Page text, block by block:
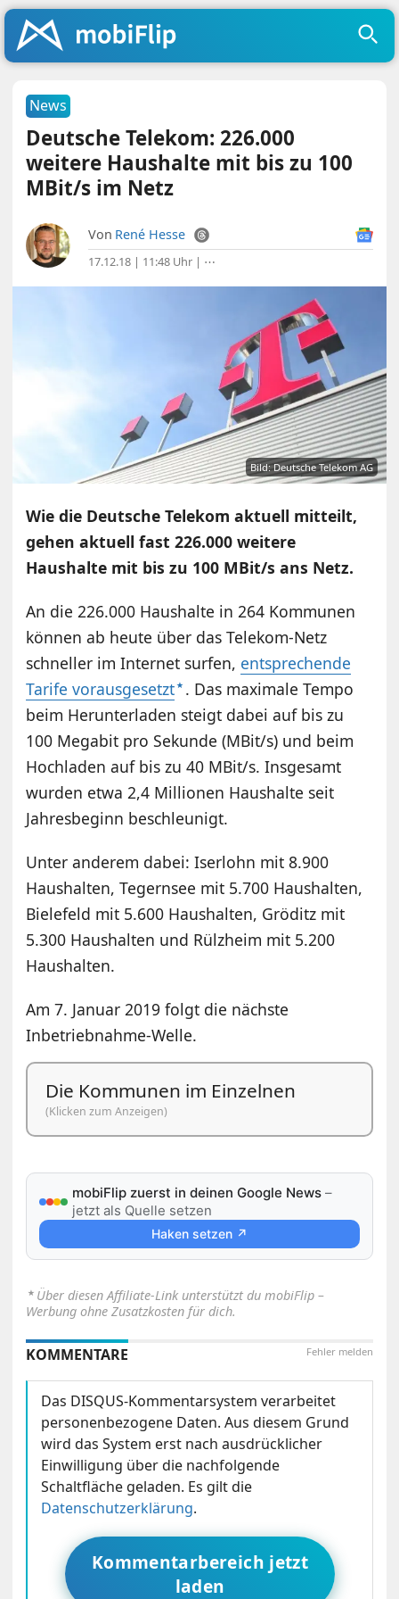
News
Deutsche Telekom: 226.000
weitere Haushalte mit bis zu 100
MBit/s im Netz
Von René Hesse
17.12.18 | 11:48 Uhr | ⋯
Bild: Deutsche Telekom AG
Wie die Deutsche Telekom aktuell mitteilt,
gehen aktuell fast 226.000 weitere
Haushalte mit bis zu 100 MBit/s ans Netz.
An die 226.000 Haushalte in 264 Kommunen
können ab heute über das Telekom-Netz
schneller im Internet surfen, entsprechende
Tarife vorausgesetzt . Das maximale Tempo
beim Herunterladen steigt dabei auf bis zu
100 Megabit pro Sekunde (MBit/s) und beim
Hochladen auf bis zu 40 MBit/s. Insgesamt
wurden etwa 2,4 Millionen Haushalte seit
Jahresbeginn beschleunigt.
Unter anderem dabei: Iserlohn mit 8.900
Haushalten, Tegernsee mit 5.700 Haushalten,
Bielefeld mit 5.600 Haushalten, Gröditz mit
5.300 Haushalten und Rülzheim mit 5.200
Haushalten.
Am 7. Januar 2019 folgt die nächste
Inbetriebnahme-Welle.
Die Kommunen im Einzelnen
(Klicken zum Anzeigen)
mobiFlip zuerst in deinen Google News –
jetzt als Quelle setzen
Haken setzen ↗
⋆ Über diesen Affiliate-Link unterstützt du mobiFlip –
Werbung ohne Zusatzkosten für dich.
Fehler melden
KOMMENTARE
Das DISQUS-Kommentarsystem verarbeitet
personenbezogene Daten. Aus diesem Grund
wird das System erst nach ausdrücklicher
Einwilligung über die nachfolgende
Schaltfläche geladen. Es gilt die
Datenschutzerklärung.
Kommentarbereich jetzt
laden